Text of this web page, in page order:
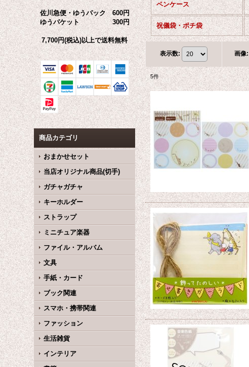
佐川急便・ゆうパック 600円
ゆうパケット 300円
7,700円(税込)以上で送料無料
商品カテゴリ
おまかせセット
当店オリジナル商品(切手)
ガチャガチャ
キーホルダー
ストラップ
ミニチュア楽器
ファイル・アルバム
文具
手紙・カード
ブック関連
スマホ・携帯関連
ファッション
生活雑貨
インテリア
ペンケース
祝儀袋・ポチ袋
表示数: 画像:
5件